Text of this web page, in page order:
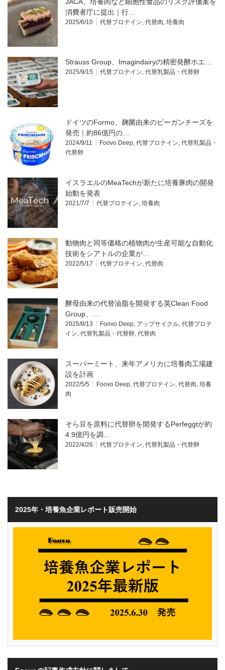
消費者庁に提出｜行…
2025/6/10 代替プロテイン 代替肉 培養肉
Strauss Group、Imagindairyの精密発酵ホエ…
2025/9/15 代替プロテイン 代替乳製品・代替卵
ドイツのFormo、麹菌由来のビーガンチーズを
発売｜約86億円の…
2024/9/11 Foovo Deep 代替プロテイン 代替乳製品・
代替卵
イスラエルのMeaTechが新たに培養豚肉の開発
始動を発表
2021/7/7 代替プロテイン 培養肉
動物肉と同等価格の植物肉が生産可能な自動化
技術をシアトルの企業が…
2022/5/17 代替プロテイン 代替肉
酵母由来の代替油脂を開発する英Clean Food
Group、…
2025/8/13 Foovo Deep アップサイクル 代替プロテ
イン 代替乳製品・代替卵 代替肉
スーパーミート、来年アメリカに培養肉工場建
設を計画
2022/5/5 Foovo Deep 代替プロテイン 代替肉 培養
肉
そら豆を原料に代替卵を開発するPerfeggtが約
4.9億円を調…
2022/4/26 代替プロテイン 代替乳製品・代替卵
2025年・培養魚企業レポート販売開始